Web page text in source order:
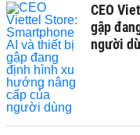
CEO
gập
người